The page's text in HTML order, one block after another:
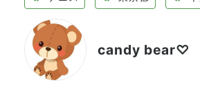
candy bear♡